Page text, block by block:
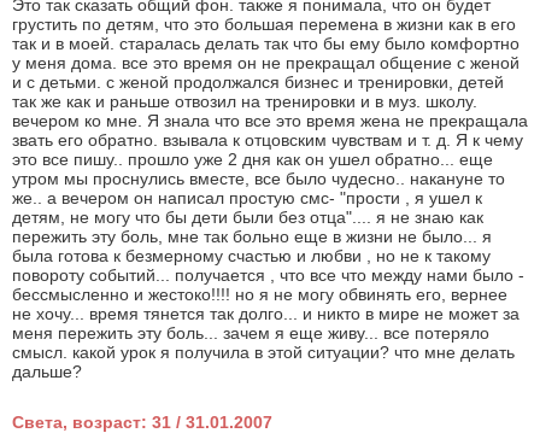
Это так сказать общий фон. также я понимала, что он будет
грустить по детям, что это большая перемена в жизни как в его
так и в моей. старалась делать так что бы ему было комфортно
у меня дома. все это время он не прекращал общение с женой
и с детьми. с женой продолжался бизнес и тренировки, детей
так же как и раньше отвозил на тренировки и в муз. школу.
вечером ко мне. Я знала что все это время жена не прекращала
звать его обратно. взывала к отцовским чувствам и т. д. Я к чему
это все пишу.. прошло уже 2 дня как он ушел обратно... еще
утром мы проснулись вместе, все было чудесно.. накануне то
же.. а вечером он написал простую смс- "прости , я ушел к
детям, не могу что бы дети были без отца".... я не знаю как
пережить эту боль, мне так больно еще в жизни не было... я
была готова к безмерному счастью и любви , но не к такому
повороту событий... получается , что все что между нами было -
бессмысленно и жестоко!!!! но я не могу обвинять его, вернее
не хочу... время тянется так долго... и никто в мире не может за
меня пережить эту боль... зачем я еще живу... все потеряло
смысл. какой урок я получила в этой ситуации? что мне делать
дальше?
Света, возраст: 31 / 31.01.2007